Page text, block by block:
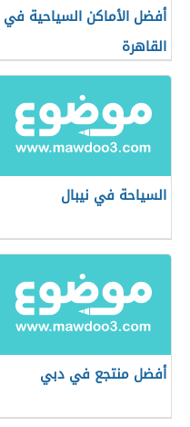
أفضل الأماكن السياحية في
القاهرة
السياحة في نيبال
أفضل منتجع في دبي